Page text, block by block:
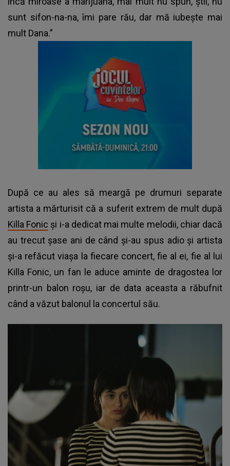
sunt sifon-na-na, îmi pare rău, dar mă iubește mai
mult Dana.”
După ce au ales să meargă pe drumuri separate
artista a mărturisit că a suferit extrem de mult după
Killa Fonic și i-a dedicat mai multe melodii, chiar dacă
au trecut șase ani de când și-au spus adio și artista
și-a refăcut viașa la fiecare concert, fie al ei, fie al lui
Killa Fonic, un fan le aduce aminte de dragostea lor
printr-un balon roșu, iar de data aceasta a răbufnit
când a văzut balonul la concertul său.